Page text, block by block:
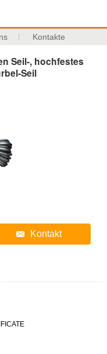
Kontakte
Seil-, hochfestes
Seil
Kontakt